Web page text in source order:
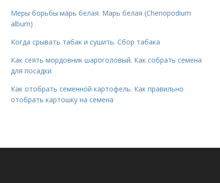
Меры борьбы марь белая. Марь белая (Chenopodium
album)
Когда срывать табак и сушить. Сбор табака
Как сеять мордовник шароголовый. Как собрать семена
для посадки
Как отобрать семенной картофель. Как правильно
отобрать картошку на семена